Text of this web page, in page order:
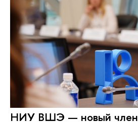
НИУ ВШЭ — новый член